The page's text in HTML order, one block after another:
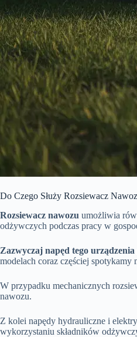
Do Czego Służy Rozsiewacz
Rozsiewacz nawozu umożliwia
odżywczych podczas pracy w
Zazwyczaj napęd tego
modelach coraz częściej
W przypadku mechanicznych
nawozu.
Z kolei napędy hydrauliczne i
wykorzystaniu składników